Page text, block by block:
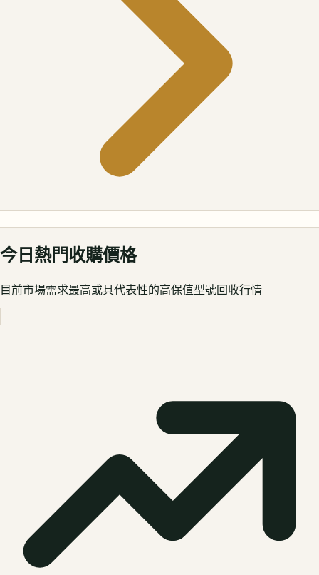
今日熱門收購價格
目前市場需求最高或具代表性的高保值型號回收行情